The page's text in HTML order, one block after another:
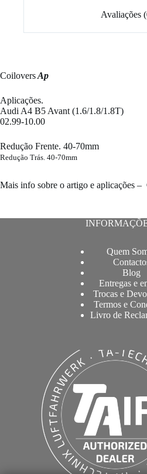
Avaliações
CoiloversAp
Aplicações.
Audi A4 B5 Avant (1.6/1.8/1.8T)
02.99-10.00
Redução Frente. 40-70mm
Redução Trás. 40-70mm
​Mais info sobre o artigo e aplicações –
Quem
Blog
Entregas e
Trocas e
Termos e
Livro de